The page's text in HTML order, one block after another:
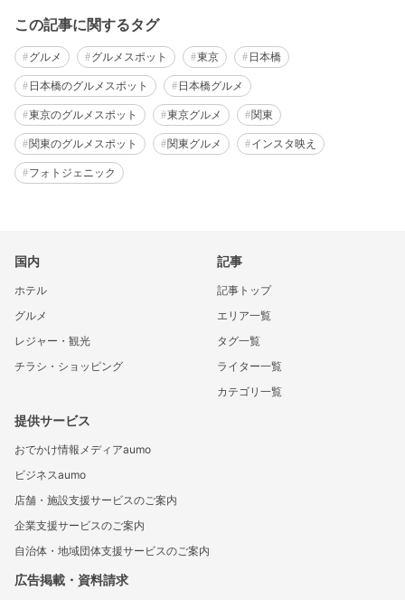
この記事に関するタグ
グルメ グルメスポット 東京 日本橋
日本橋のグルメスポット 日本橋グルメ
東京のグルメスポット 東京グルメ 関東
関東のグルメスポット 関東グルメ インスタ映え
フォトジェニック
国内
ホテル
グルメ
レジャー・観光
チラシ・ショッピング
記事
記事トップ
エリア一覧
タグ一覧
ライター一覧
カテゴリ一覧
提供サービス
おでかけ情報メディアaumo
ビジネスaumo
店舗・施設支援サービスのご案内
企業支援サービスのご案内
自治体・地域団体支援サービスのご案内
広告掲載・資料請求